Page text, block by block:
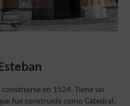
construirse en 1524. Tiene un
fue construida como Catedral.